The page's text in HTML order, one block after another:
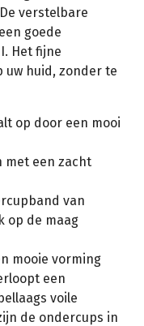
verstelbare
goede
Het fijne
uw huid, zonder te
op door een mooi
met een zacht
van
op de maag
mooie vorming
een
voile
de ondercups in